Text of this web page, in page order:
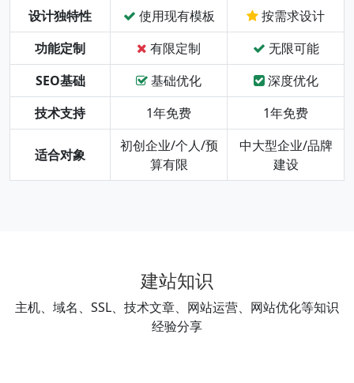
设计独特性
使用现有模板
按需求设计
功能定制
有限定制
无限可能
SEO基础
基础优化
深度优化
技术支持
1年免费 1年免费
适合对象
初创企业/个人/预
算有限
中大型企业/品牌
建设
建站知识
主机、域名、SSL、技术文章、网站运营、网站优化等知识
经验分享